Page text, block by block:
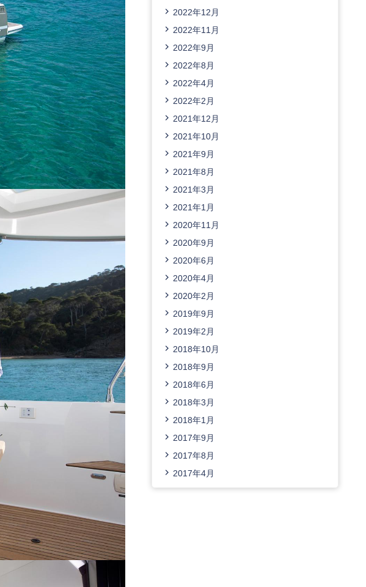
2022年12月
2022年11月
2022年9月
2022年8月
2022年4月
2022年2月
2021年12月
2021年10月
2021年9月
2021年8月
2021年3月
2021年1月
2020年11月
2020年9月
2020年6月
2020年4月
2020年2月
2019年9月
2019年2月
2018年10月
2018年9月
2018年6月
2018年3月
2018年1月
2017年9月
2017年8月
2017年4月